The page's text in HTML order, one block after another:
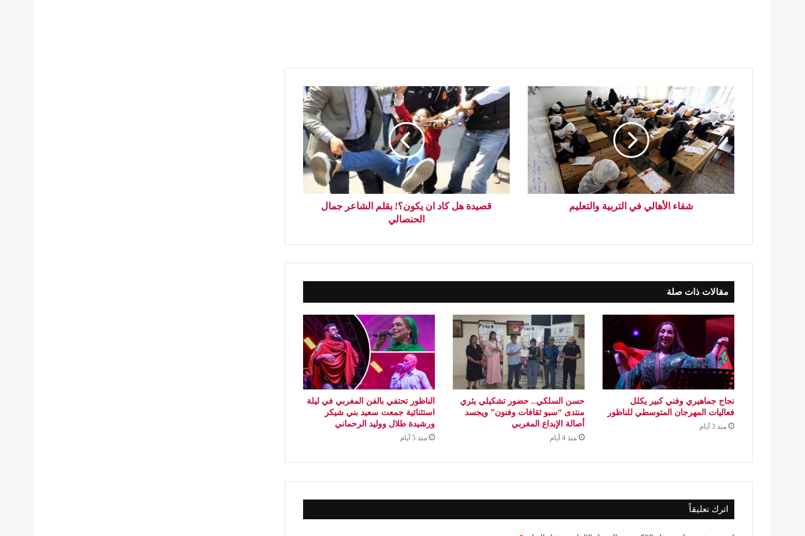
شقاء الأهالي في التربية والتعليم
قصيدة هل كاد ان يكون؟! بقلم الشاعر جمال
الحنصالي
مقالات ذات صلة
نجاح جماهيري وفني كبير يكلل
فعاليات المهرجان المتوسطي للناظور
منذ 3 أيام
حسن السلكي.. حضور تشكيلي يثري
منتدى “سبو ثقافات وفنون” ويجسد
أصالة الإبداع المغربي
منذ 4 أيام
الناظور تحتفي بالفن المغربي في ليلة
استثنائية جمعت سعيد بني شيكر
ورشيدة طلال ووليد الرحماني
منذ 5 أيام
اترك تعليقاً